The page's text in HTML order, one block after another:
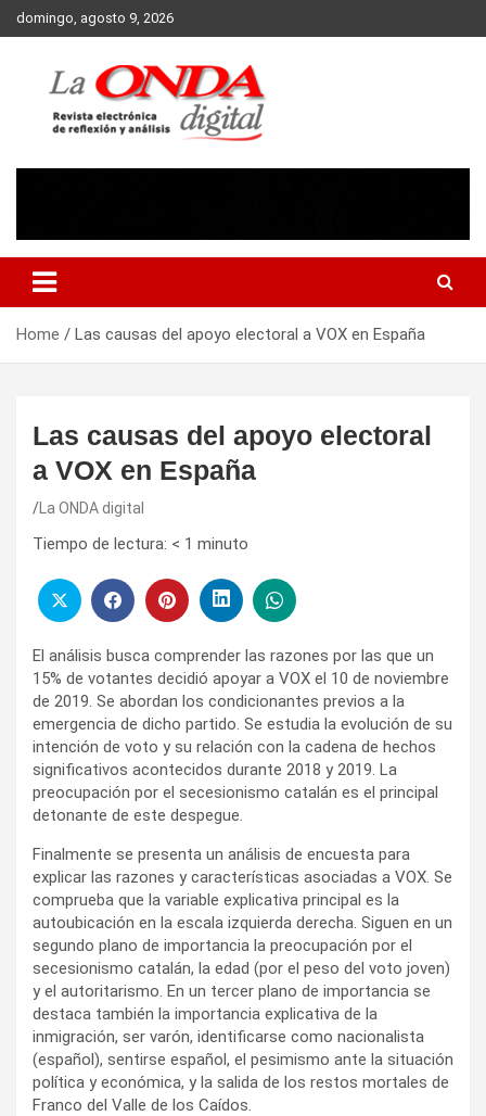
Skip
to
domingo, agosto 9, 2026
Home Las causas del apoyo electoral a VOX en España
Las causas del apoyo electoral
a VOX en España
La ONDA digital
Tiempo de lectura: < 1 minuto
El análisis busca comprender las razones por las que un
15% de votantes decidió apoyar a VOX el 10 de noviembre
de 2019. Se abordan los condicionantes previos a la
emergencia de dicho partido. Se estudia la evolución de su
intención de voto y su relación con la cadena de hechos
significativos acontecidos durante 2018 y 2019. La
preocupación por el secesionismo catalán es el principal
detonante de este despegue.
Finalmente se presenta un análisis de encuesta para
explicar las razones y características asociadas a VOX. Se
comprueba que la variable explicativa principal es la
autoubicación en la escala izquierda derecha. Siguen en un
segundo plano de importancia la preocupación por el
secesionismo catalán, la edad (por el peso del voto joven)
y el autoritarismo. En un tercer plano de importancia se
destaca también la importancia explicativa de la
inmigración, ser varón, identificarse como nacionalista
(español), sentirse español, el pesimismo ante la situación
política y económica, y la salida de los restos mortales de
Franco del Valle de los Caídos.